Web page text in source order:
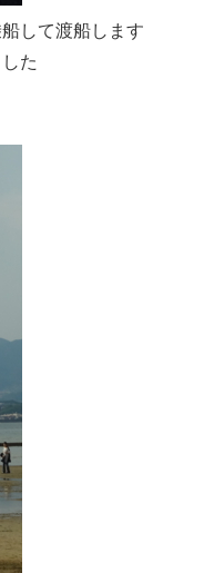
して渡船します
た